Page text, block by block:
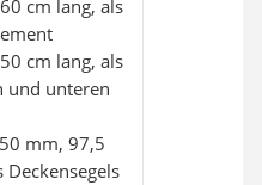
cm lang, als
cm lang, als
und unteren
mm, 97,5
Deckensegels